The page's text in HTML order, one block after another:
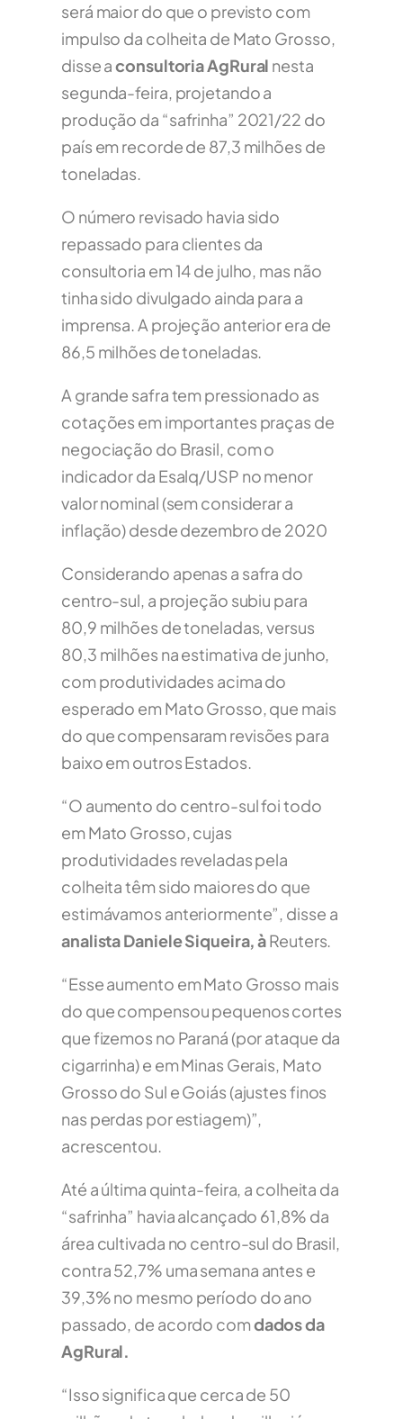
será maior do que o previsto com
impulso da colheita de Mato Grosso,
disse aconsultoria AgRural nesta
segunda-feira, projetando a
produção da “safrinha” 2021/22 do
país em recorde de 87,3 milhões de
toneladas.
O número revisado havia sido
repassado para clientes da
consultoria em 14 de julho, mas não
tinha sido divulgado ainda para a
imprensa. A projeção anterior era de
86,5 milhões de toneladas.
A grande safra tem pressionado as
cotações em importantes praças de
negociação do Brasil, com o
indicador da Esalq/USP no menor
valor nominal (sem considerar a
inflação) desde dezembro de 2020
Considerando apenas a safra do
centro-sul, a projeção subiu para
80,9 milhões de toneladas, versus
80,3 milhões na estimativa de junho,
com produtividades acima do
esperado em Mato Grosso, que mais
do que compensaram revisões para
baixo em outros Estados.
“O aumento do centro-sul foi todo
em Mato Grosso, cujas
produtividades reveladas pela
colheita têm sido maiores do que
estimávamos anteriormente”, disse a
analista Daniele Siqueira, àReuters.
“Esse aumento em Mato Grosso mais
do que compensou pequenos cortes
que fizemos no Paraná (por ataque da
cigarrinha) e em Minas Gerais, Mato
Grosso do Sul e Goiás (ajustes finos
nas perdas por estiagem)”,
acrescentou.
Até a última quinta-feira, a colheita da
“safrinha” havia alcançado 61,8% da
área cultivada no centro-sul do Brasil,
contra 52,7% uma semana antes e
39,3% no mesmo período do ano
passado, de acordo comdados da
AgRural.
“Isso significa que cerca de 50